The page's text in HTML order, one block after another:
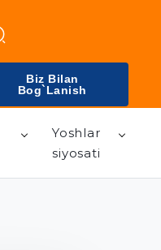
Biz Bilan
Bog`lanish
Yoshlar
siyosati